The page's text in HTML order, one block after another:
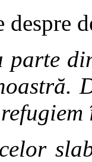
despre
parte